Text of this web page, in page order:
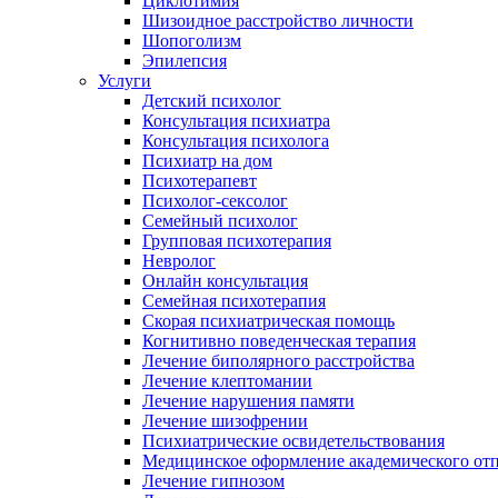
Шизоидное расстройство личности
Шопоголизм
Эпилепсия
Услуги
Детский психолог
Консультация психиатра
Консультация психолога
Психиатр на дом
Психотерапевт
Психолог-сексолог
Семейный психолог
Групповая психотерапия
Невролог
Онлайн консультация
Семейная психотерапия
Скорая психиатрическая помощь
Когнитивно поведенческая терапия
Лечение биполярного расстройства
Лечение клептомании
Лечение нарушения памяти
Лечение шизофрении
Психиатрические освидетельствования
Медицинское оформление академического
Лечение гипнозом